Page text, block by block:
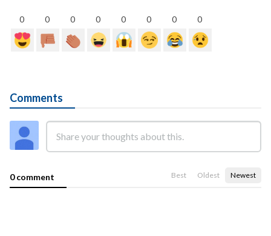
0 0 0 0 0 0 0 0
Comments
0 comment Best Oldest Newest